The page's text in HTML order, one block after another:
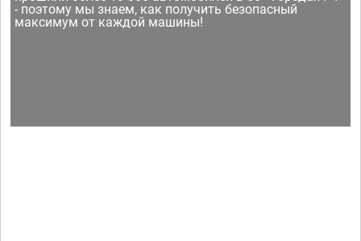
- поэтому мы знаем, как получить безопасный
максимум от каждой машины!